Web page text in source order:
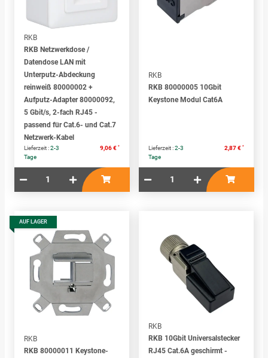
RKB
RKB Netzwerkdose /
Datendose LAN mit
Unterputz-Abdeckung
reinweiß 80000002 +
Aufputz-Adapter 80000092,
5 Gbit/s, 2-fach RJ45 -
passend für Cat.6- und Cat.7
Netzwerk-Kabel
Lieferzeit :2-3
Tage
9,06 € *
RKB
RKB 80000005 10Gbit
Keystone Modul Cat6A
Lieferzeit :2-3
Tage
2,87 € *
AUF LAGER
RKB
RKB 80000011 Keystone-
RKB
RKB 10Gbit Universalstecker
RJ45 Cat.6A geschirmt -